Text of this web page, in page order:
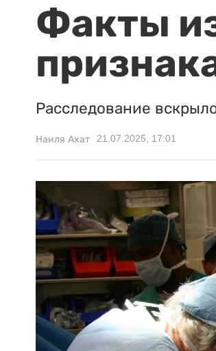
Факты
Расследование
Наиля Ахат 21.07.2025, 17:01